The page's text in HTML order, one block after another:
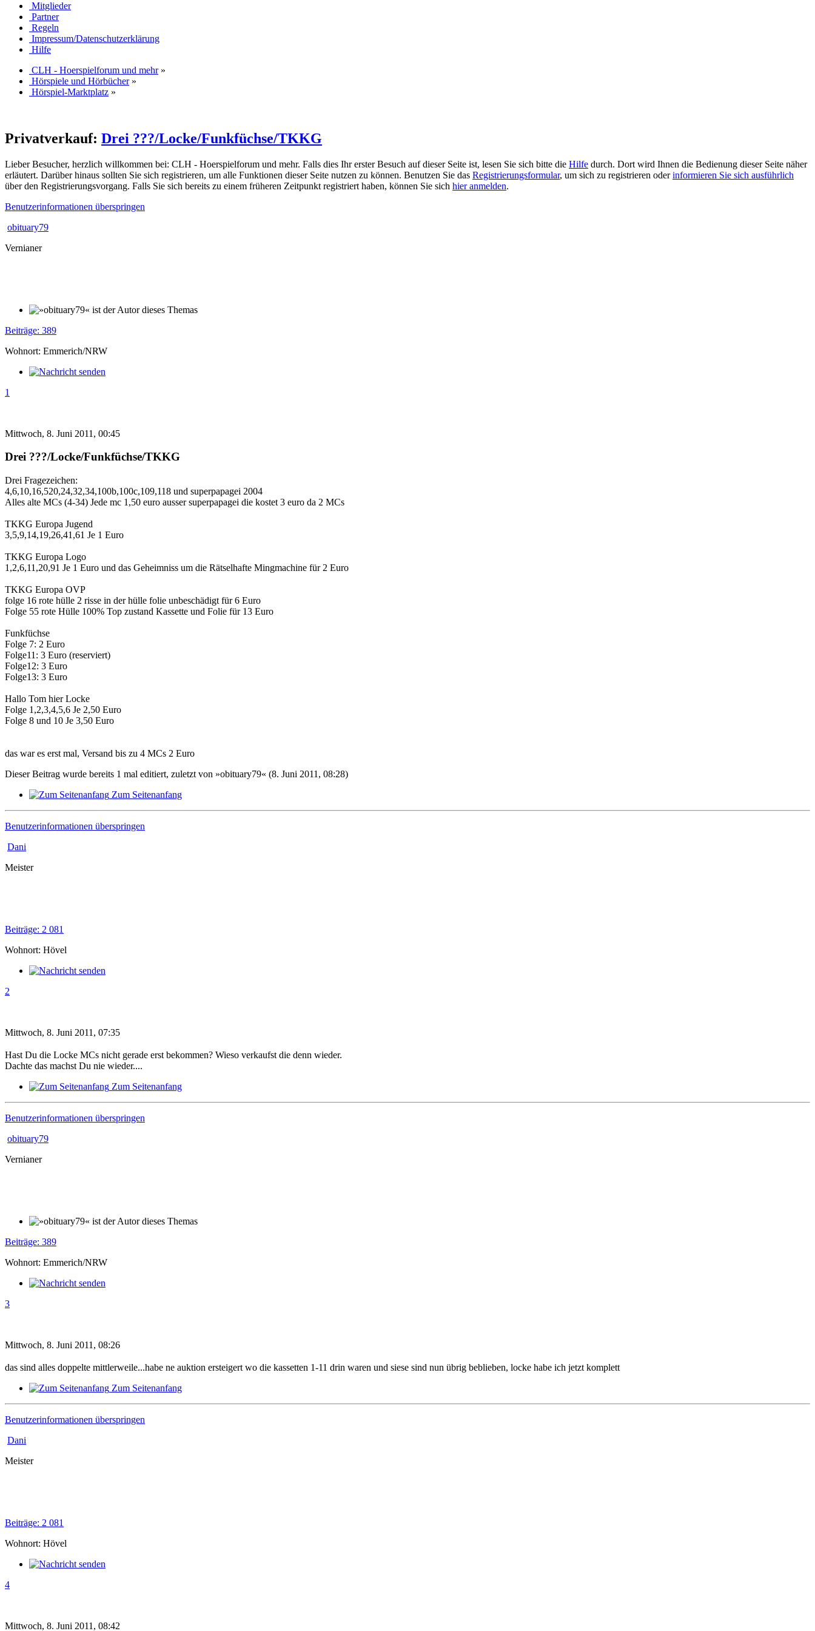
Mitglieder
Partner
Regeln
Impressum/Datenschutzerklärung
Hilfe
CLH - Hoerspielforum und mehr»
Hörspiele und Hörbücher»
Hörspiel-Marktplatz »
Privatverkauf: Drei ???/Locke/Funkfüchse/TKKG
Lieber Besucher, herzlich willkommen bei: CLH - Hoerspielforum und mehr. Falls dies Ihr erster Besuch auf dieser Seite ist, lesen Sie sich bitte die Hilfe durch. Dort wird Ihnen die Bedienung dieser Seite näher
erläutert. Darüber hinaus sollten Sie sich registrieren, um alle Funktionen dieser Seite nutzen zu können. Benutzen Sie das Registrierungsformular, um sich zu registrieren oderinformieren Sie sich ausführlich
über den Registrierungsvorgang. Falls Sie sich bereits zu einem früheren Zeitpunkt registriert haben, können Sie sich hier anmelden.
Benutzerinformationen überspringen
obituary79
Vernianer
Beiträge: 389
Wohnort: Emmerich/NRW
1
Mittwoch, 8. Juni 2011, 00:45
Drei ???/Locke/Funkfüchse/TKKG
Drei Fragezeichen:
4,6,10,16,520,24,32,34,100b,100c,109,118 und superpapagei 2004
Alles alte MCs (4-34) Jede mc 1,50 euro ausser superpapagei die kostet 3 euro da 2 MCs
TKKG Europa Jugend
3,5,9,14,19,26,41,61 Je 1 Euro
TKKG Europa Logo
1,2,6,11,20,91 Je 1 Euro und das Geheimniss um die Rätselhafte Mingmachine für 2 Euro
TKKG Europa OVP
folge 16 rote hülle 2 risse in der hülle folie unbeschädigt für 6 Euro
Folge 55 rote Hülle 100% Top zustand Kassette und Folie für 13 Euro
Funkfüchse
Folge 7: 2 Euro
Folge11: 3 Euro (reserviert)
Folge12: 3 Euro
Folge13: 3 Euro
Hallo Tom hier Locke
Folge 1,2,3,4,5,6 Je 2,50 Euro
Folge 8 und 10 Je 3,50 Euro
das war es erst mal, Versand bis zu 4 MCs 2 Euro
Dieser Beitrag wurde bereits 1 mal editiert, zuletzt von »obituary79« (8. Juni 2011, 08:28)
Zum Seitenanfang
Benutzerinformationen überspringen
Dani
Meister
Beiträge: 2 081
Wohnort: Hövel
2
Mittwoch, 8. Juni 2011, 07:35
Hast Du die Locke MCs nicht gerade erst bekommen? Wieso verkaufst die denn wieder.
Dachte das machst Du nie wieder....
Zum Seitenanfang
Benutzerinformationen überspringen
obituary79
Vernianer
Beiträge: 389
Wohnort: Emmerich/NRW
3
Mittwoch, 8. Juni 2011, 08:26
das sind alles doppelte mittlerweile...habe ne auktion ersteigert wo die kassetten 1-11 drin waren und siese sind nun übrig beblieben, locke habe ich jetzt komplett
Zum Seitenanfang
Benutzerinformationen überspringen
Dani
Meister
Beiträge: 2 081
Wohnort: Hövel
4
Mittwoch, 8. Juni 2011, 08:42